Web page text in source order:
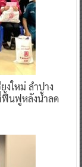
งใหม่ ลำปาง
ฟื้นฟูหลังน้ำลด